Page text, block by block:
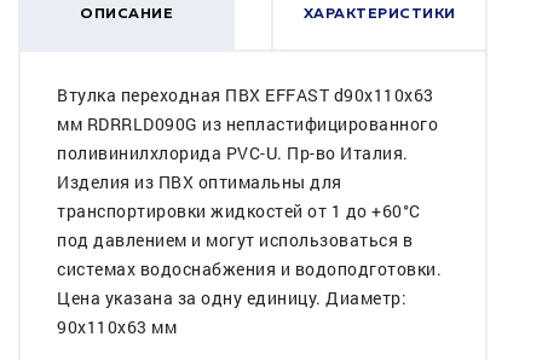
ОПИСАНИЕ ХАРАКТЕРИСТИКИ
Втулка переходная ПВХ EFFAST d90x110x63
мм RDRRLD090G из непластифицированного
поливинилхлорида PVC-U. Пр-во Италия.
Изделия из ПВХ оптимальны для
транспортировки жидкостей от 1 до +60°C
под давлением и могут использоваться в
системах водоснабжения и водоподготовки.
Цена указана за одну единицу. Диаметр:
90x110x63 мм